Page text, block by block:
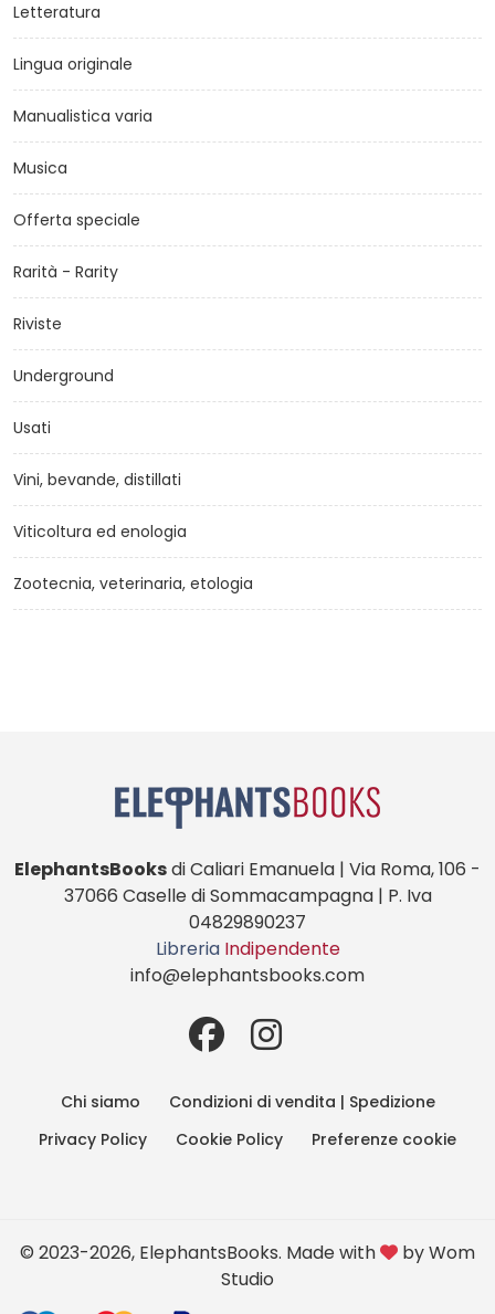
Letteratura
Lingua originale
Manualistica varia
Musica
Offerta speciale
Rarità - Rarity
Riviste
Underground
Usati
Vini, bevande, distillati
Viticoltura ed enologia
Zootecnia, veterinaria, etologia
ElephantsBooksdi Caliari Emanuela | Via Roma, 106 -
37066 Caselle di Sommacampagna | P. Iva
04829890237
Libreria Indipendente
info@elephantsbooks.com
Chi siamo
Condizioni di vendita | Spedizione
Privacy Policy
Cookie Policy Preferenze cookie
© 2023-2026, ElephantsBooks. Made with byWom
Studio